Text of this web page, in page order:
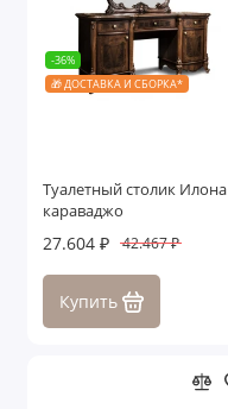
-36%
🎁 ДОСТАВКА И СБОРКА*
Туалетный столик Илона
караваджо
27.604 ₽ 42.467 ₽
Купить